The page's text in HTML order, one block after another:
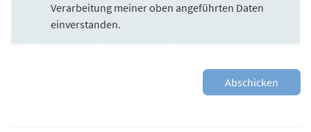
Verarbeitung meiner oben angeführten Daten
einverstanden.